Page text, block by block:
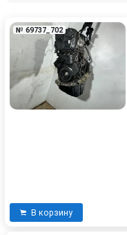
SsangYong
Suzuki
Volkswagen
№ 69737_702
В корзину